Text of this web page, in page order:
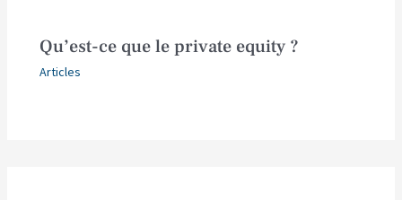
Qu’est-ce que le private equity ?
Articles